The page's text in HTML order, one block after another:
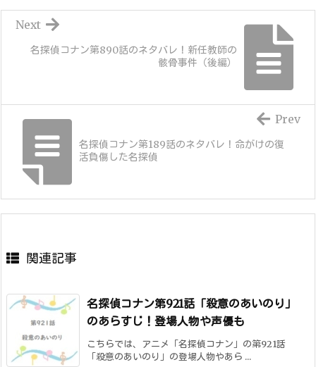
名探偵コナン第890話のネタバレ！新任教師の
骸骨事件（後編）
Next
名探偵コナン第189話のネタバレ！命がけの復
活負傷した名探偵
Prev
関連記事
名探偵コナン第921話「殺意のあいのり」
のあらすじ！登場人物や声優も
こちらでは、アニメ「名探偵コナン」の第921話
「殺意のあいのり」の登場人物やあら ...